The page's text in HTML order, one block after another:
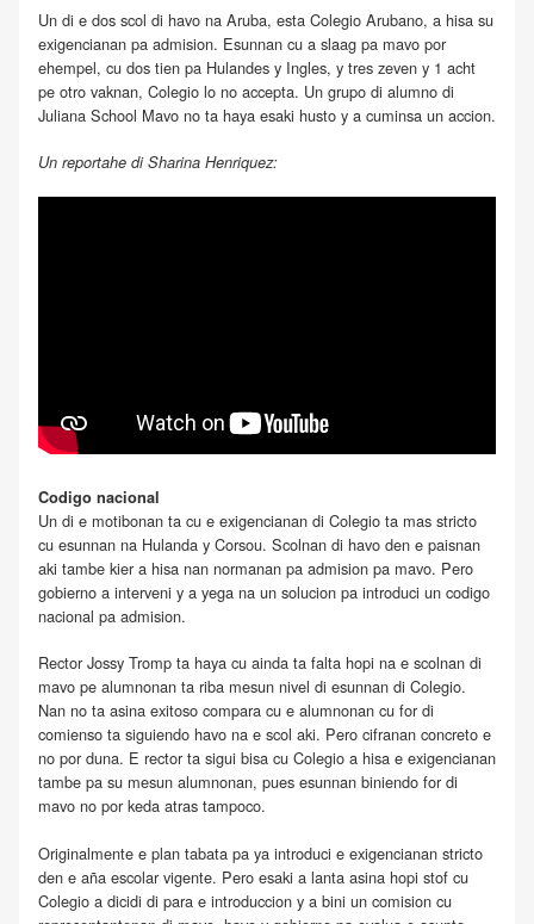
Un di e dos scol di havo na Aruba, esta Colegio Arubano, a hisa su
exigencianan pa admision. Esunnan cu a slaag pa mavo por
ehempel, cu dos tien pa Hulandes y Ingles, y tres zeven y 1 acht
pe otro vaknan, Colegio lo no accepta. Un grupo di alumno di
Juliana School Mavo no ta haya esaki husto y a cuminsa un accion.
Un reportahe di Sharina Henriquez:
Codigo nacional
Un di e motibonan ta cu e exigencianan di Colegio ta mas stricto
cu esunnan na Hulanda y Corsou. Scolnan di havo den e paisnan
aki tambe kier a hisa nan normanan pa admision pa mavo. Pero
gobierno a interveni y a yega na un solucion pa introduci un codigo
nacional pa admision.
Rector Jossy Tromp ta haya cu ainda ta falta hopi na e scolnan di
mavo pe alumnonan ta riba mesun nivel di esunnan di Colegio.
Nan no ta asina exitoso compara cu e alumnonan cu for di
comienso ta siguiendo havo na e scol aki. Pero cifranan concreto e
no por duna. E rector ta sigui bisa cu Colegio a hisa e exigencianan
tambe pa su mesun alumnonan, pues esunnan biniendo for di
mavo no por keda atras tampoco.
Originalmente e plan tabata pa ya introduci e exigencianan stricto
den e aña escolar vigente. Pero esaki a lanta asina hopi stof cu
Colegio a dicidi di para e introduccion y a bini un comision cu